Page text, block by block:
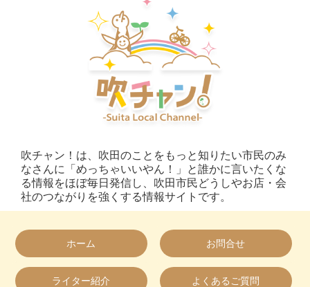
吹チャン！は、吹田のことをもっと知りたい市民のみ
なさんに「めっちゃいいやん！」と誰かに言いたくな
る情報をほぼ毎日発信し、吹田市民どうしやお店・会
社のつながりを強くする情報サイトです。
ホーム お問合せ
ライター紹介 よくあるご質問